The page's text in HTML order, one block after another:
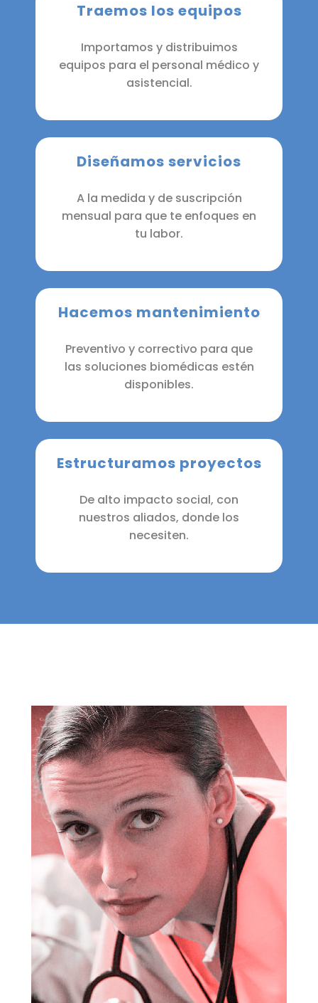
Traemos los equipos
Importamos y distribuimos
equipos para el personal médico y
asistencial.
Diseñamos servicios
A la medida y de suscripción
mensual para que te enfoques en
tu labor.
Hacemos mantenimiento
Preventivo y correctivo para que
las soluciones biomédicas estén
disponibles.
Estructuramos proyectos
De alto impacto social, con
nuestros aliados, donde los
necesiten.